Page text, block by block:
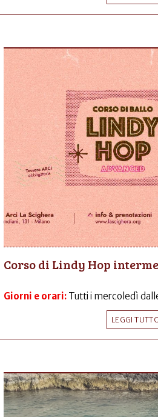
Corso di Lindy Hop
Giorni e orari: Tutti i mercoledì
LEGGI